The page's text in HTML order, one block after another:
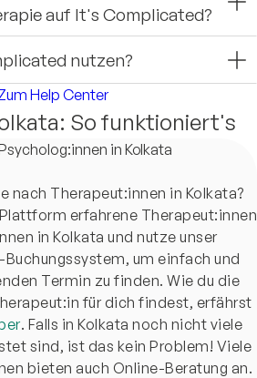
auf It's Complicated?
nutzen?
Help Center
So funktioniert's
in Kolkata
nach Therapeut:innen in Kolkata?
erfahrene Therapeut:innen
in Kolkata und nutze unser
um einfach und
Termin zu finden. Wie du die
für dich findest, erfährst
. Falls in Kolkata noch nicht viele
sind, ist das kein Problem! Viele
bieten auch Online-Beratung an.